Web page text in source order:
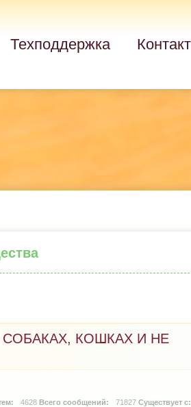
Техподдержка
КОШКАХ И НЕ
4628 71827